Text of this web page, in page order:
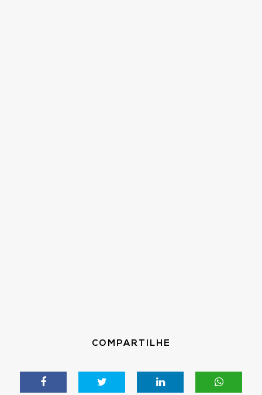
COMPARTILHE